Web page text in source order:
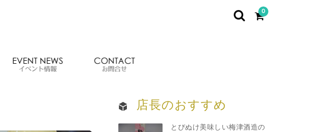
0
お知らせ イベント情報
店長のおすすめ
とびぬけ美味しい梅津酒造の